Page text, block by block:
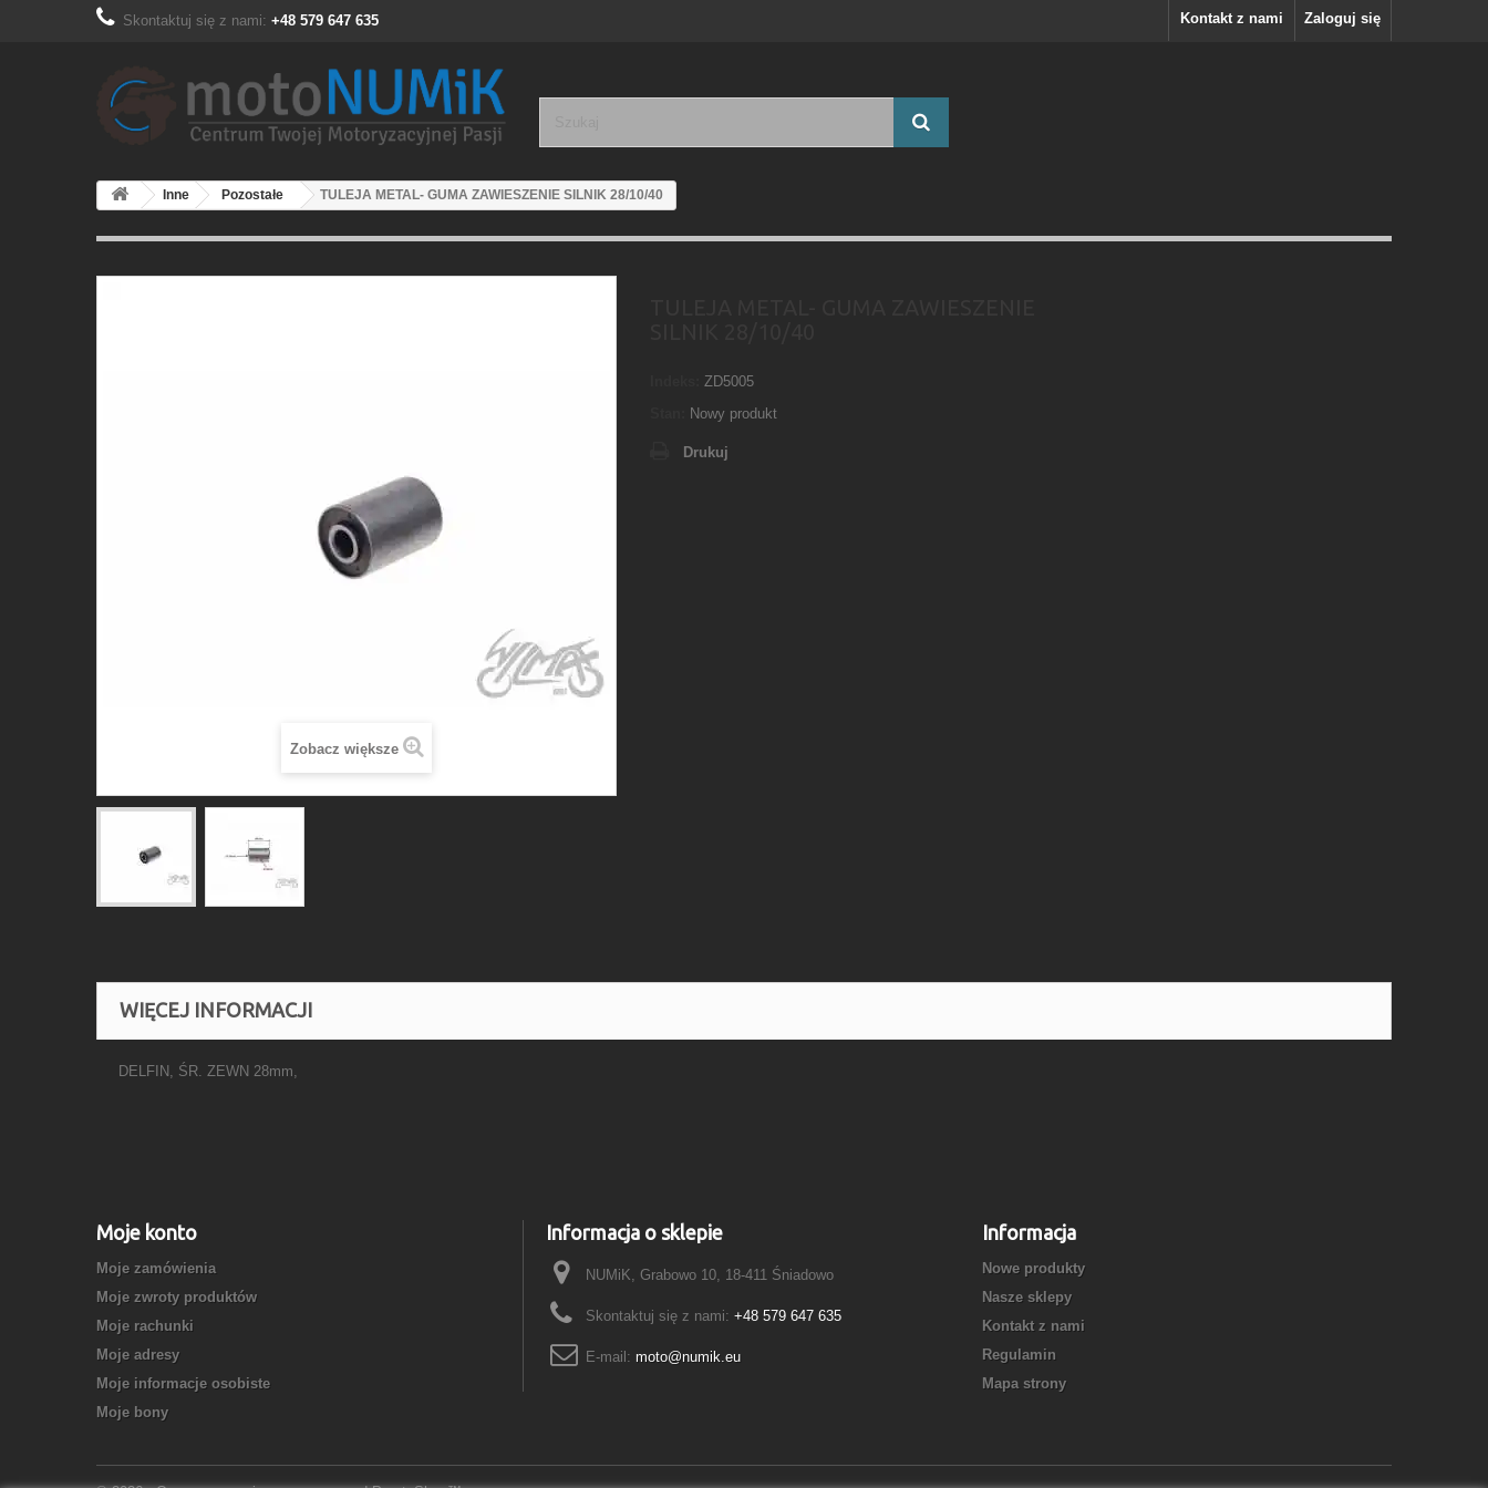
Zaloguj się
Kontakt z nami
Skontaktuj się z nami: +48 579 647 635
Inne Pozostałe TULEJA METAL- GUMA ZAWIESZENIE SILNIK 28/10/40
Zobacz większe
ZD5005
Nowy produkt
Drukuj
WIĘCEJ INFORMACJI
DELFIN, ŚR. ZEWN 28mm,
Moje konto
Moje zamówienia
Moje zwroty produktów
Moje rachunki
Moje adresy
Moje informacje osobiste
Moje bony
Informacja o sklepie
NUMiK, Grabowo 10, 18-411 Śniadowo
Skontaktuj się z nami: +48 579 647 635
E-mail: moto@numik.eu
Informacja
Nowe produkty
Nasze sklepy
Kontakt z nami
Regulamin
Mapa strony